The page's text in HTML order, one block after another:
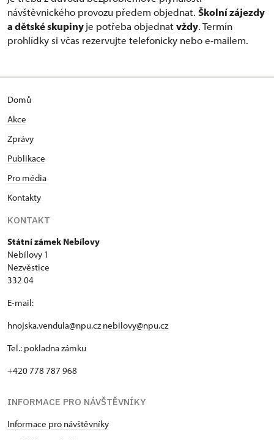
návštěvnického provozu předem objednat. Školní zájezdy
a dětské skupinyje potřeba objednatvždy. Termín
prohlídky si včas rezervujte telefonicky nebo e-mailem.
Domů
Akce
Zprávy
Publikace
Pro média
Kontakty
KONTAKT
Státní zámek Nebílovy
Nebílovy 1
Nezvěstice
332 04
E-mail:
hnojska.vendula@npu.cznebilovy@npu.cz
Tel.: pokladna zámku
+420 778 787 968
INFORMACE PRO NÁVŠTĚVNÍKY
Informace pro návštěvníky